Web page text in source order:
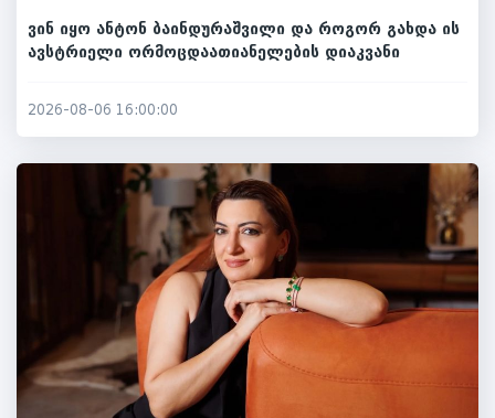
ვინ იყო ანტონ ბაინდურაშვილი და როგორ გახდა ის
ავსტრიელი ორმოცდაათიანელების დიაკვანი
2026-08-06 16:00:00